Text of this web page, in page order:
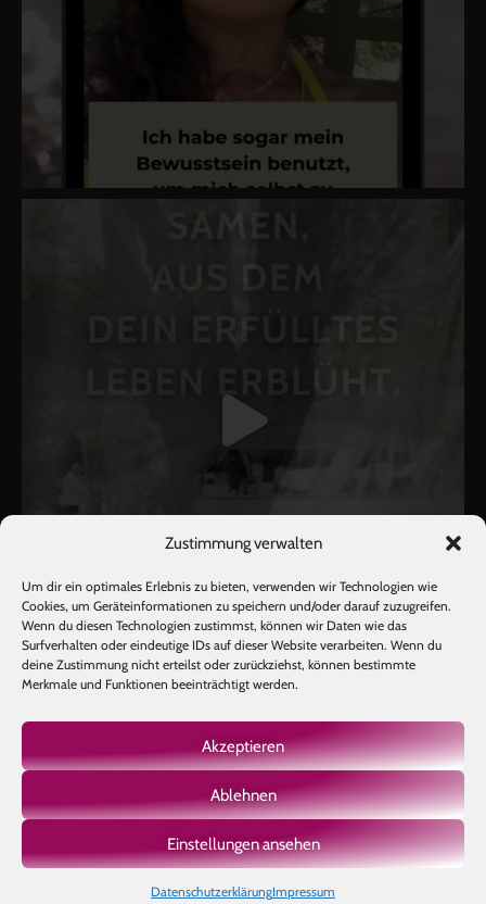
Zustimmung verwalten
Um dir ein optimales Erlebnis zu bieten, verwenden wir Technologien wie
Cookies, um Geräteinformationen zu speichern und/oder darauf zuzugreifen.
Wenn du diesen Technologien zustimmst, können wir Daten wie das
Surfverhalten oder eindeutige IDs auf dieser Website verarbeiten. Wenn du
deine Zustimmung nicht erteilst oder zurückziehst, können bestimmte
Merkmale und Funktionen beeinträchtigt werden.
Akzeptieren
Ablehnen
Einstellungen ansehen
DatenschutzerklärungImpressum
Mehr laden Auf Instagram folgen
Copyright © 2026 BIOTIC INSTITUTE |Impressum|Datenschutz
|AGB|
Made with
by Ben's Way